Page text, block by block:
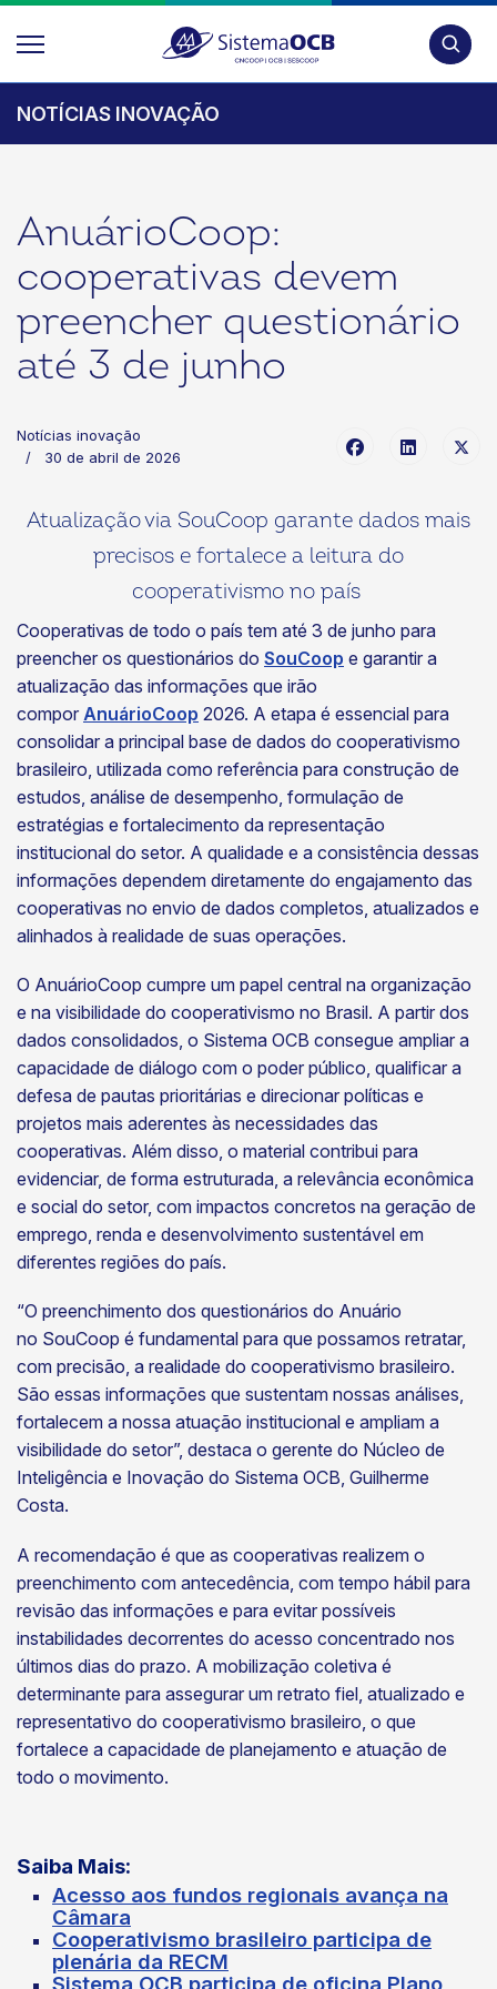
NOTÍCIAS INOVAÇÃO
AnuárioCoop:
cooperativas devem
preencher questionário
até 3 de junho
Notícias inovação
30 de abril de 2026
Atualização via SouCoop garante dados mais
precisos e fortalece a leitura do
cooperativismo no país
Cooperativas de todo o país tem até 3 de junho para
preencher os questionários do SouCoop e garantir a
atualização das informações que irão
compor AnuárioCoop 2026. A etapa é essencial para
consolidar a principal base de dados do cooperativismo
brasileiro, utilizada como referência para construção de
estudos, análise de desempenho, formulação de
estratégias e fortalecimento da representação
institucional do setor. A qualidade e a consistência dessas
informações dependem diretamente do engajamento das
cooperativas no envio de dados completos, atualizados e
alinhados à realidade de suas operações.
O AnuárioCoop cumpre um papel central na organização
e na visibilidade do cooperativismo no Brasil. A partir dos
dados consolidados, o Sistema OCB consegue ampliar a
capacidade de diálogo com o poder público, qualificar a
defesa de pautas prioritárias e direcionar políticas e
projetos mais aderentes às necessidades das
cooperativas. Além disso, o material contribui para
evidenciar, de forma estruturada, a relevância econômica
e social do setor, com impactos concretos na geração de
emprego, renda e desenvolvimento sustentável em
diferentes regiões do país.
“O preenchimento dos questionários do Anuário
no SouCoop é fundamental para que possamos retratar,
com precisão, a realidade do cooperativismo brasileiro.
São essas informações que sustentam nossas análises,
fortalecem a nossa atuação institucional e ampliam a
visibilidade do setor”, destaca o gerente do Núcleo de
Inteligência e Inovação do Sistema OCB, Guilherme
Costa.
A recomendação é que as cooperativas realizem o
preenchimento com antecedência, com tempo hábil para
revisão das informações e para evitar possíveis
instabilidades decorrentes do acesso concentrado nos
últimos dias do prazo. A mobilização coletiva é
determinante para assegurar um retrato fiel, atualizado e
representativo do cooperativismo brasileiro, o que
fortalece a capacidade de planejamento e atuação de
todo o movimento.
Saiba Mais:
Acesso aos fundos regionais avança na
Câmara
Cooperativismo brasileiro participa de
plenária da RECM